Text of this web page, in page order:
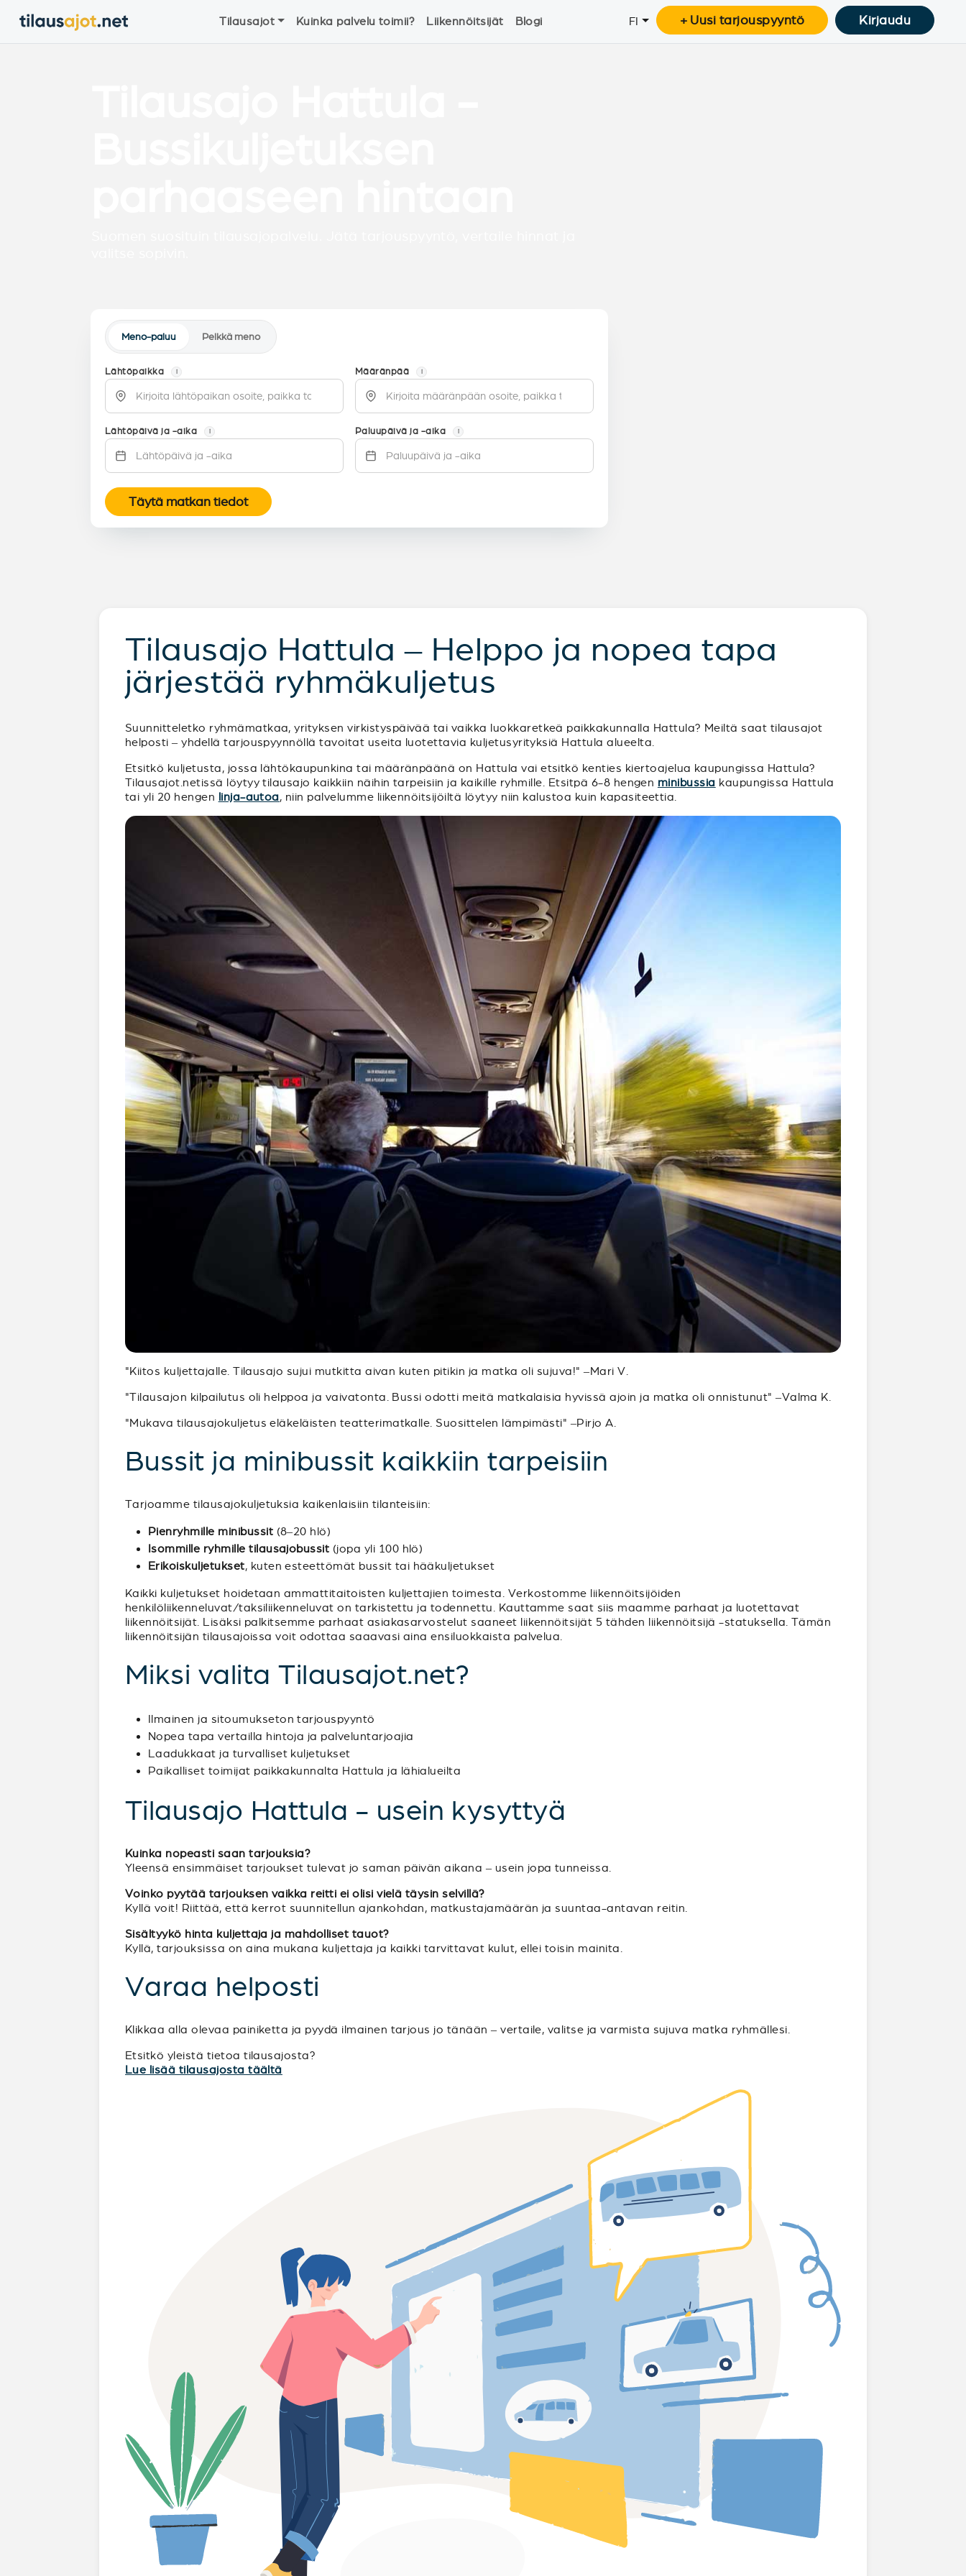
Tilausajot Kuinka palvelu toimii? Liikennöitsijät Blogi FI + Uusi tarjouspyyntö Kirjaudu
Meno-paluu Pelkkä meno
Lähtöpaikka i Määränpää i
Lähtöpäivä ja -aika i Paluupäivä ja -aika i
Täytä matkan tiedot
Tilausajo Hattula – Helppo ja nopea tapa
järjestää ryhmäkuljetus
Suunnitteletko ryhmämatkaa, yrityksen virkistyspäivää tai vaikka luokkaretkeä paikkakunnalla Hattula? Meiltä saat tilausajot
helposti – yhdellä tarjouspyynnöllä tavoitat useita luotettavia kuljetusyrityksiä Hattula alueelta.
Etsitkö kuljetusta, jossa lähtökaupunkina tai määränpäänä on Hattula vai etsitkö kenties kiertoajelua kaupungissa Hattula?
Tilausajot.netissä löytyy tilausajo kaikkiin näihin tarpeisiin ja kaikille ryhmille. Etsitpä 6-8 hengen minibussia kaupungissa Hattula
tai yli 20 hengen linja-autoa, niin palvelumme liikennöitsijöiltä löytyy niin kalustoa kuin kapasiteettia.
"Kiitos kuljettajalle. Tilausajo sujui mutkitta aivan kuten pitikin ja matka oli sujuva!" –Mari V.
"Tilausajon kilpailutus oli helppoa ja vaivatonta. Bussi odotti meitä matkalaisia hyvissä ajoin ja matka oli onnistunut" –Valma K.
"Mukava tilausajokuljetus eläkeläisten teatterimatkalle. Suosittelen lämpimästi" –Pirjo A.
Bussit ja minibussit kaikkiin tarpeisiin
Tarjoamme tilausajokuljetuksia kaikenlaisiin tilanteisiin:
Pienryhmille minibussit (8–20 hlö)
Isommille ryhmille tilausajobussit (jopa yli 100 hlö)
Erikoiskuljetukset, kuten esteettömät bussit tai hääkuljetukset
Kaikki kuljetukset hoidetaan ammattitaitoisten kuljettajien toimesta. Verkostomme liikennöitsijöiden
henkilöliikenneluvat/taksiliikenneluvat on tarkistettu ja todennettu. Kauttamme saat siis maamme parhaat ja luotettavat
liikennöitsijät. Lisäksi palkitsemme parhaat asiakasarvostelut saaneet liikennöitsijät 5 tähden liikennöitsijä -statuksella. Tämän
liikennöitsijän tilausajoissa voit odottaa saaavasi aina ensiluokkaista palvelua.
Miksi valita Tilausajot.net?
Ilmainen ja sitoumukseton tarjouspyyntö
Nopea tapa vertailla hintoja ja palveluntarjoajia
Laadukkaat ja turvalliset kuljetukset
Paikalliset toimijat paikkakunnalta Hattula ja lähialueilta
Tilausajo Hattula - usein kysyttyä
Kuinka nopeasti saan tarjouksia?
Yleensä ensimmäiset tarjoukset tulevat jo saman päivän aikana – usein jopa tunneissa.
Voinko pyytää tarjouksen vaikka reitti ei olisi vielä täysin selvillä?
Kyllä voit! Riittää, että kerrot suunnitellun ajankohdan, matkustajamäärän ja suuntaa-antavan reitin.
Sisältyykö hinta kuljettaja ja mahdolliset tauot?
Kyllä, tarjouksissa on aina mukana kuljettaja ja kaikki tarvittavat kulut, ellei toisin mainita.
Varaa helposti
Klikkaa alla olevaa painiketta ja pyydä ilmainen tarjous jo tänään – vertaile, valitse ja varmista sujuva matka ryhmällesi.
Etsitkö yleistä tietoa tilausajosta?
Lue lisää tilausajosta täältä